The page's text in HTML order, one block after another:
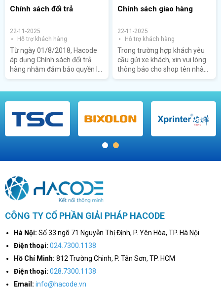
Chính sách đổi trả
22-11-2025
Hỗ trợ khách hàng
Từ ngày 01/8/2018, Hacode
áp dụng Chính sách đổi trả
hàng nhằm đảm bảo quyền lợi
tối đa cho khách hàng khi mua
thể như sau:
Chính sách giao hàng
22-11-2025
Hỗ trợ khách hàng
Trong trường hợp khách yêu
cầu gửi xe khách, xin vui lòng
thông báo cho shop tên nhà
xe và SĐT liên lạc để đội ngũ
chuyển hàng ra đúng tên nhà
xe thuận tiện cho việc nhận
hàng của khách hàng.
1 2
CÔNG TY CỔ PHẦN GIẢI PHÁP HACODE
Hà Nội: Số 33 ngõ 71 Nguyễn Thị Định, P. Yên Hòa, TP. Hà Nội
Điện thoại: 024.7300.1138
Hồ Chí Minh: 812 Trường Chinh, P. Tân Sơn, TP. HCM
Điện thoại: 028.7300.1138
Email: info@hacode.vn